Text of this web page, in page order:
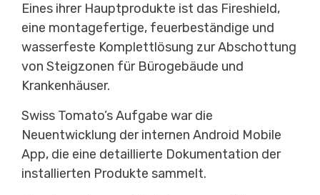
Eines ihrer Hauptprodukte ist das Fireshield,
eine montagefertige, feuerbeständige und
wasserfeste Komplettlösung zur Abschottung
von Steigzonen für Bürogebäude und
Krankenhäuser.
Swiss Tomato’s Aufgabe war die
Neuentwicklung der internen Android Mobile
App, die eine detaillierte Dokumentation der
installierten Produkte sammelt.